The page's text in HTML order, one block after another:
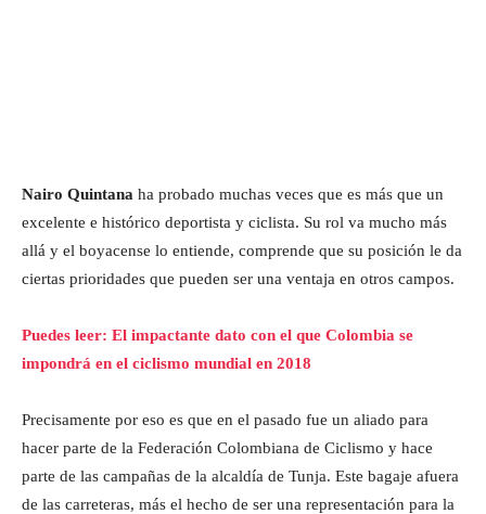
Nairo Quintana ha probado muchas veces que es más que un
excelente e histórico deportista y ciclista. Su rol va mucho más
allá y el boyacense lo entiende, comprende que su posición le da
ciertas prioridades que pueden ser una ventaja en otros campos.
Puedes leer: El impactante dato con el que Colombia se
impondrá en el ciclismo mundial en 2018
Precisamente por eso es que en el pasado fue un aliado para
hacer parte de la Federación Colombiana de Ciclismo y hace
parte de las campañas de la alcaldía de Tunja. Este bagaje afuera
de las carreteras, más el hecho de ser una representación para la